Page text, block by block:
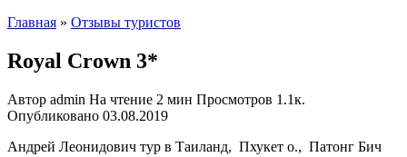
Главная » Отзывы туристов
Royal Crown 3*
Автор admin На чтение 2 мин Просмотров 1.1к.
Опубликовано 03.08.2019
Андрей Леонидович тур в Таиланд, Пхукет о., Патонг Бич